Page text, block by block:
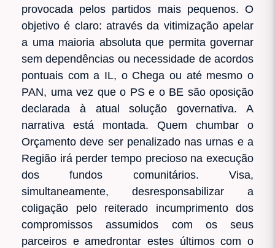
provocada pelos partidos mais pequenos. O
objetivo é claro: através da vitimização apelar
a uma maioria absoluta que permita governar
sem dependências ou necessidade de acordos
pontuais com a IL, o Chega ou até mesmo o
PAN, uma vez que o PS e o BE são oposição
declarada à atual solução governativa. A
narrativa está montada. Quem chumbar o
Orçamento deve ser penalizado nas urnas e a
Região irá perder tempo precioso na execução
dos fundos comunitários. Visa,
simultaneamente, desresponsabilizar a
coligação pelo reiterado incumprimento dos
compromissos assumidos com os seus
parceiros e amedrontar estes últimos com o